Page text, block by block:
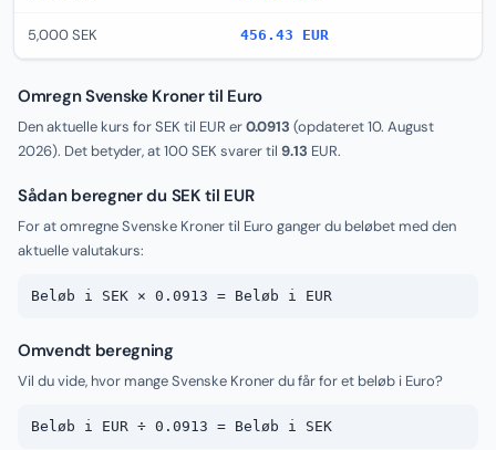
5,000 SEK 456.43 EUR
Omregn Svenske Kroner til Euro
Den aktuelle kurs for SEK til EUR er0.0913 (opdateret10. August
2026). Det betyder, at 100 SEK svarer til 9.13 EUR.
Sådan beregner du SEK til EUR
For at omregne Svenske Kroner til Euro ganger du beløbet med den
aktuelle valutakurs:
Beløb i SEK × 0.0913 = Beløb i EUR
Omvendt beregning
Vil du vide, hvor mange Svenske Kroner du får for et beløb i Euro?
Beløb i EUR ÷ 0.0913 = Beløb i SEK